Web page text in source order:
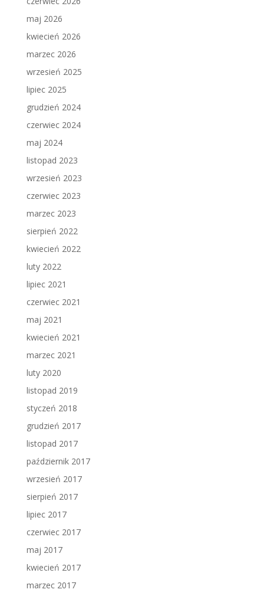
maj 2026
kwiecień 2026
marzec 2026
wrzesień 2025
lipiec 2025
grudzień 2024
czerwiec 2024
maj 2024
listopad 2023
wrzesień 2023
czerwiec 2023
marzec 2023
sierpień 2022
kwiecień 2022
luty 2022
lipiec 2021
czerwiec 2021
maj 2021
kwiecień 2021
marzec 2021
luty 2020
listopad 2019
styczeń 2018
grudzień 2017
listopad 2017
październik 2017
wrzesień 2017
sierpień 2017
lipiec 2017
czerwiec 2017
maj 2017
kwiecień 2017
marzec 2017